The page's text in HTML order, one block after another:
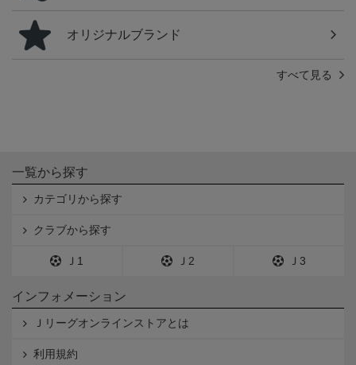
オリジナルブランド
すべて見る
一覧から探す
カテゴリから探す
クラブから探す
Ｊ1 Ｊ2 Ｊ3
インフォメーション
Ｊリーグオンラインストアとは
利用規約